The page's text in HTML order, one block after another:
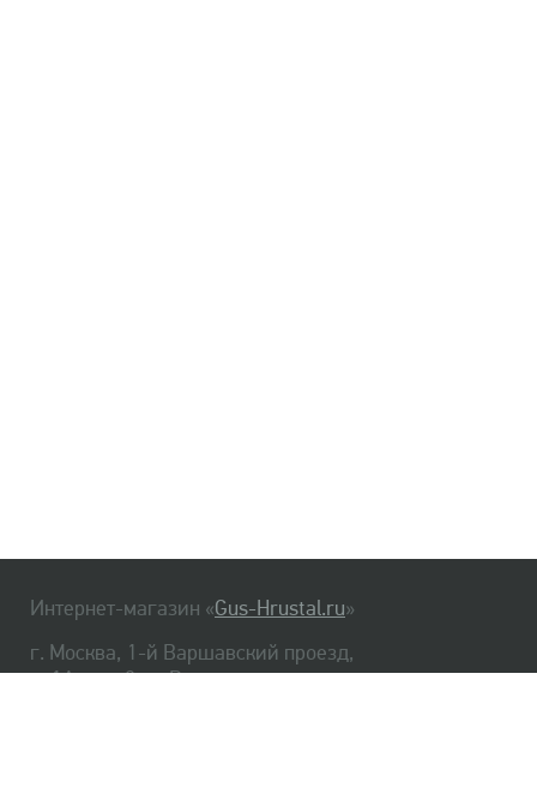
Интернет-магазин «Gus-Hrustal.ru»
г. Москва, 1-й Варшавский проезд,
д. 1А, стр. 3, м. Варшавская